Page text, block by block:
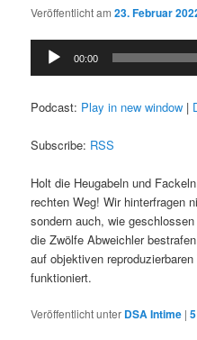
Veröffentlicht am23. Februar
Audio-
Player
00:00
Podcast: Play in new window |
Subscribe: RSS
Holt die Heugabeln und
rechten Weg! Wir hinterfragen
sondern auch, wie
die Zwölfe Abweichler
auf objektiven
funktioniert.
Veröffentlicht unter DSA Intime |5